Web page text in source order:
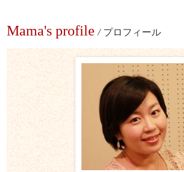
Mama's profile / プロフィール